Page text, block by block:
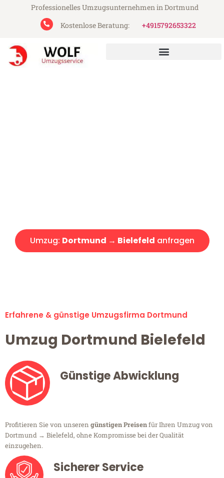
Professionelles Umzugsunternehmen in Dortmund
Kostenlose Beratung:
+4915792653322
Umzug: Dortmund → Bielefeld anfragen
Erfahrene & günstige Umzugsfirma Dortmund
Umzug Dortmund Bielefeld
Günstige Abwicklung
Profitieren Sie von unseren günstigen Preisenfür Ihren Umzug von
Dortmund → Bielefeld, ohne Kompromisse bei der Qualität
einzugehen.
Sicherer Service